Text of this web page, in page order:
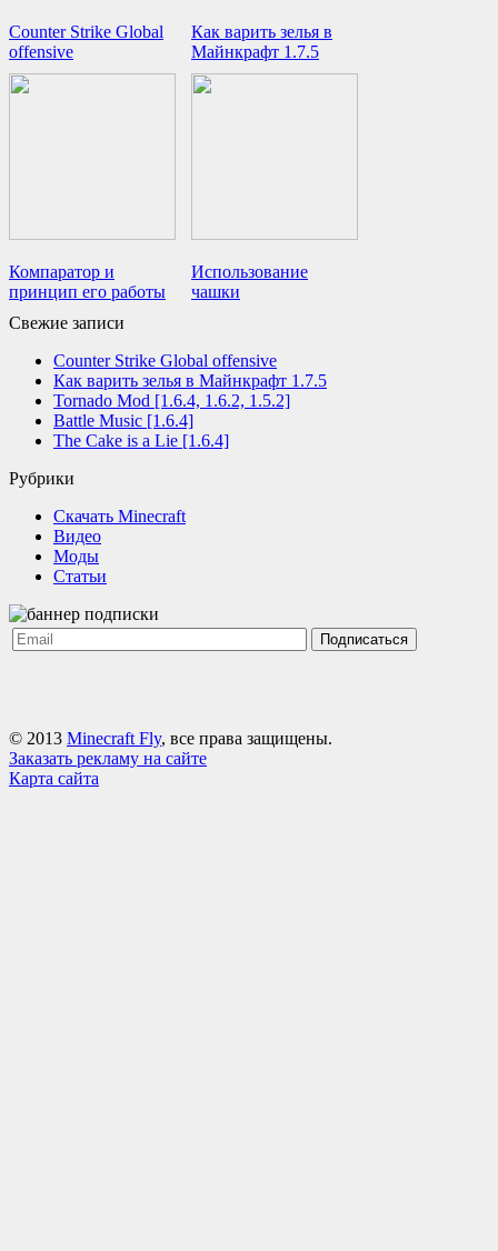
Counter Strike Global
offensive
Как варить зелья в
Майнкрафт 1.7.5
Компаратор и
принцип его работы
Использование
чашки
Свежие записи
Counter Strike Global offensive
Как варить зелья в Майнкрафт 1.7.5
Tornado Mod [1.6.4, 1.6.2, 1.5.2]
Battle Music [1.6.4]
The Cake is a Lie [1.6.4]
Рубрики
Cкачать Minecraft
Видео
Моды
Статьи
Подписаться
© 2013 Minecraft Fly, все права защищены.
Заказать рекламу на сайте
Карта сайта